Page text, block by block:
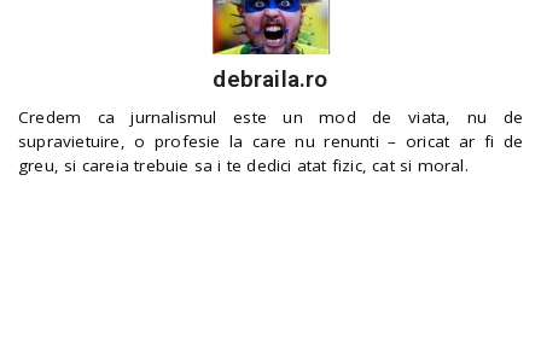
debraila.ro
Credem ca jurnalismul este un mod de viata, nu de
supravietuire, o profesie la care nu renunti – oricat ar fi de
greu, si careia trebuie sa i te dedici atat fizic, cat si moral.